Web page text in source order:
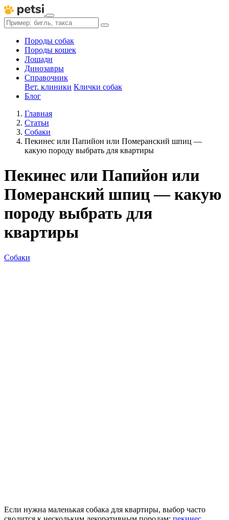
Породы собак
Породы кошек
Лошади
Динозавры
Справочник
Вет. клиники Клички собак
Блог
Главная
Статьи
Собаки
Пекинес или Папийон или Померанский шпиц —
какую породу выбрать для квартиры
Пекинес или Папийон или
Померанский шпиц — какую
породу выбрать для
квартиры
Собаки
Если нужна маленькая собака для квартиры, выбор часто